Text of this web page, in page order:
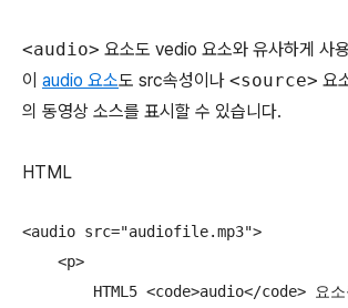
<audio> 요소도 vedio 요소와 유사하게 사
이 audio 요소도 src속성이나 <source> 요
의 동영상 소스를 표시할 수 있습니다.
HTML
<audio src="audiofile.mp3">
    <p>
HTML5 <code>audio</code> 요소